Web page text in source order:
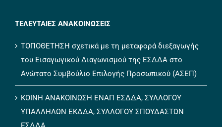
ΤΟΠΟΘΕΤΗΣΗ σχετικά με τη μεταφορά διεξαγωγής
του Εισαγωγικού Διαγωνισμού της ΕΣΔΔΑ στο
Ανώτατο Συμβούλιο Επιλογής Προσωπικού (ΑΣΕΠ)
ΚΟΙΝΗ ΑΝΑΚΟΙΝΩΣΗ ΕΝΑΠ ΕΣΔΔΑ, ΣΥΛΛΟΓΟΥ